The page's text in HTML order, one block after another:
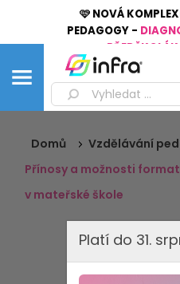
🩷 NOVÁ
PEDAGOGY -
Domů
Vzdělávání
Přínosy a možnosti
v mateřské škole
Platí do 31.